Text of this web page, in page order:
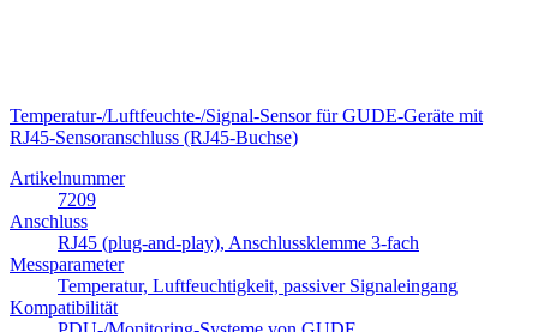
Temperatur-/Luftfeuchte-/Signal-Sensor für GUDE-Geräte mit
RJ45-Sensoranschluss (RJ45-Buchse)
Artikelnummer
7209
Anschluss
RJ45 (plug-and-play), Anschlussklemme 3-fach
Messparameter
Temperatur, Luftfeuchtigkeit, passiver Signaleingang
Kompatibilität